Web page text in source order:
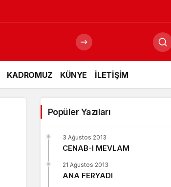
KADROMUZ KÜNYE İLETİŞİM
Gündüz Modu
Gündüz modunu seçin.
Popüler Yazıları
CENAB-I MEVLAM
3 Ağustos 2013
ANA FERYADI
21 Ağustos 2013